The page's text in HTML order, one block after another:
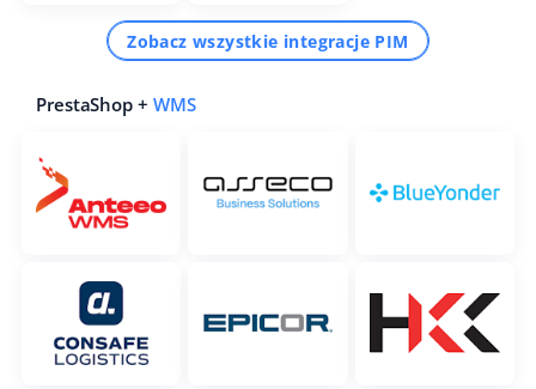
Zobacz wszystkie integracje PIM
PrestaShop + WMS